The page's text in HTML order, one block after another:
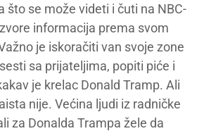
što se može videti i čuti na NBC-
informacija prema svom
je iskoračiti van svoje zone
sa prijateljima, popiti piće i
je krelac Donald Tramp. Ali
nije. Većina ljudi iz radničke
za Donalda Trampa žele da